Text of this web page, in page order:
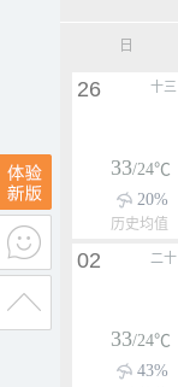
日
十三
26
33/24℃
20%
历史均值
二十
02
33/24℃
43%